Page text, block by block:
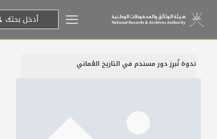
ندوة تُبرِز دور مسندم في التاريخ العُماني